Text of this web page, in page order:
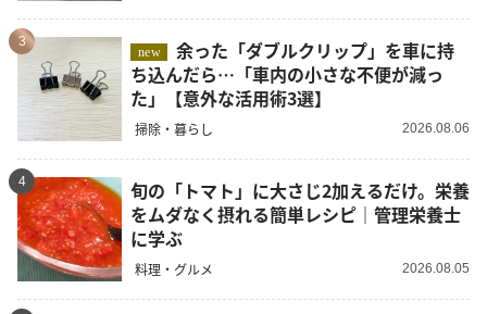
3
new
余った「ダブルクリップ」を車に持
ち込んだら…「車内の小さな不便が減っ
た」【意外な活用術3選】
掃除・暮らし 2026.08.06
4
旬の「トマト」に大さじ2加えるだけ。栄養
をムダなく摂れる簡単レシピ｜管理栄養士
に学ぶ
料理・グルメ 2026.08.05